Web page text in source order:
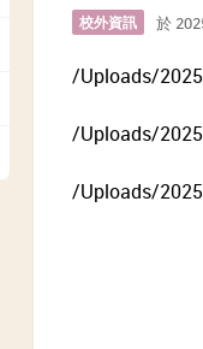
校外資訊 於
/Uploads/
/Uploads/
/Uploads/